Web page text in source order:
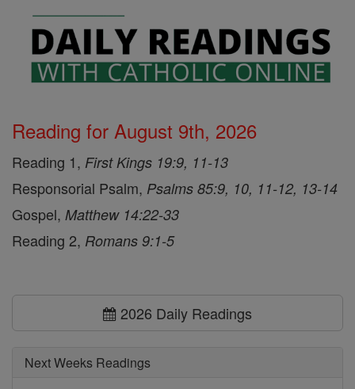
Reading for August 9th, 2026
Reading 1, First Kings 19:9, 11-13
Responsorial Psalm, Psalms 85:9, 10, 11-12, 13-14
Gospel, Matthew 14:22-33
Reading 2, Romans 9:1-5
2026 Daily Readings
Next Weeks Readings